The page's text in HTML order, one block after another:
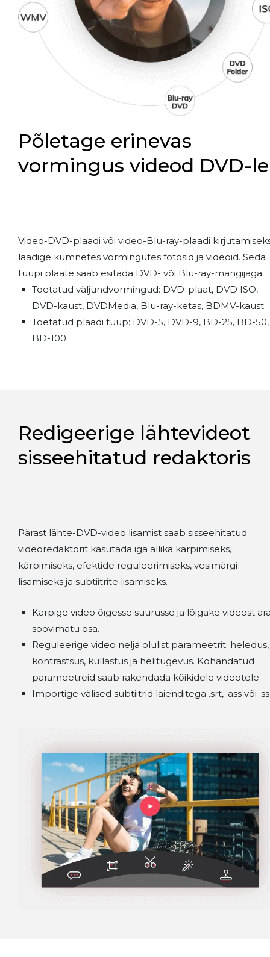
Põletage erinevas
vormingus videod DVD-le
Video-DVD-plaadi või video-Blu-ray-plaadi
laadige kümnetes vormingutes fotosid ja videoid. Seda
tüüpi plaate saab esitada DVD- või Blu-ray-mängijaga.
Toetatud väljundvormingud: DVD-plaat, DVD ISO,
DVD-kaust, DVDMedia, Blu-ray-ketas, BDMV-kaust.
Toetatud plaadi tüüp: DVD-5, DVD-9, BD-25, BD-50,
BD-100.
Redigeerige lähtevideot
sisseehitatud redaktoris
Pärast lähte-DVD-video lisamist saab sisseehitatud
videoredaktorit kasutada iga allika kärpimiseks,
kärpimiseks, efektide reguleerimiseks, vesimärgi
lisamiseks ja subtiitrite lisamiseks.
Kärpige video õigesse suurusse ja lõigake videost
soovimatu osa.
Reguleerige video nelja olulist parameetrit: heledus,
kontrastsus, küllastus ja helitugevus. Kohandatud
parameetreid saab rakendada kõikidele videotele.
Importige välised subtiitrid laienditega .srt, .ass või